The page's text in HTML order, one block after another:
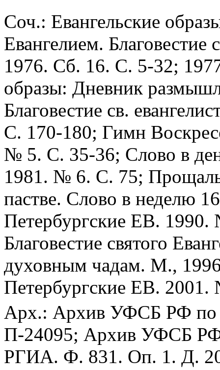
Соч.: Евангельские
Евангелием. Благовестие
1976. Сб. 16. С. 5-32;
образы: Дневник
Благовестие св.
С. 170-180; Гимн
№ 5. С. 35-36; Слово в
1981. № 6. С. 75;
пастве. Слово в неделю
Петербургские ЕВ.
Благовестие святого
духовным чадам. М.,
Петербургские ЕВ.
Арх.: Архив УФСБ РФ по
П-24095; Архив УФСБ РФ
РГИА. Ф. 831. Оп. 1. Д.